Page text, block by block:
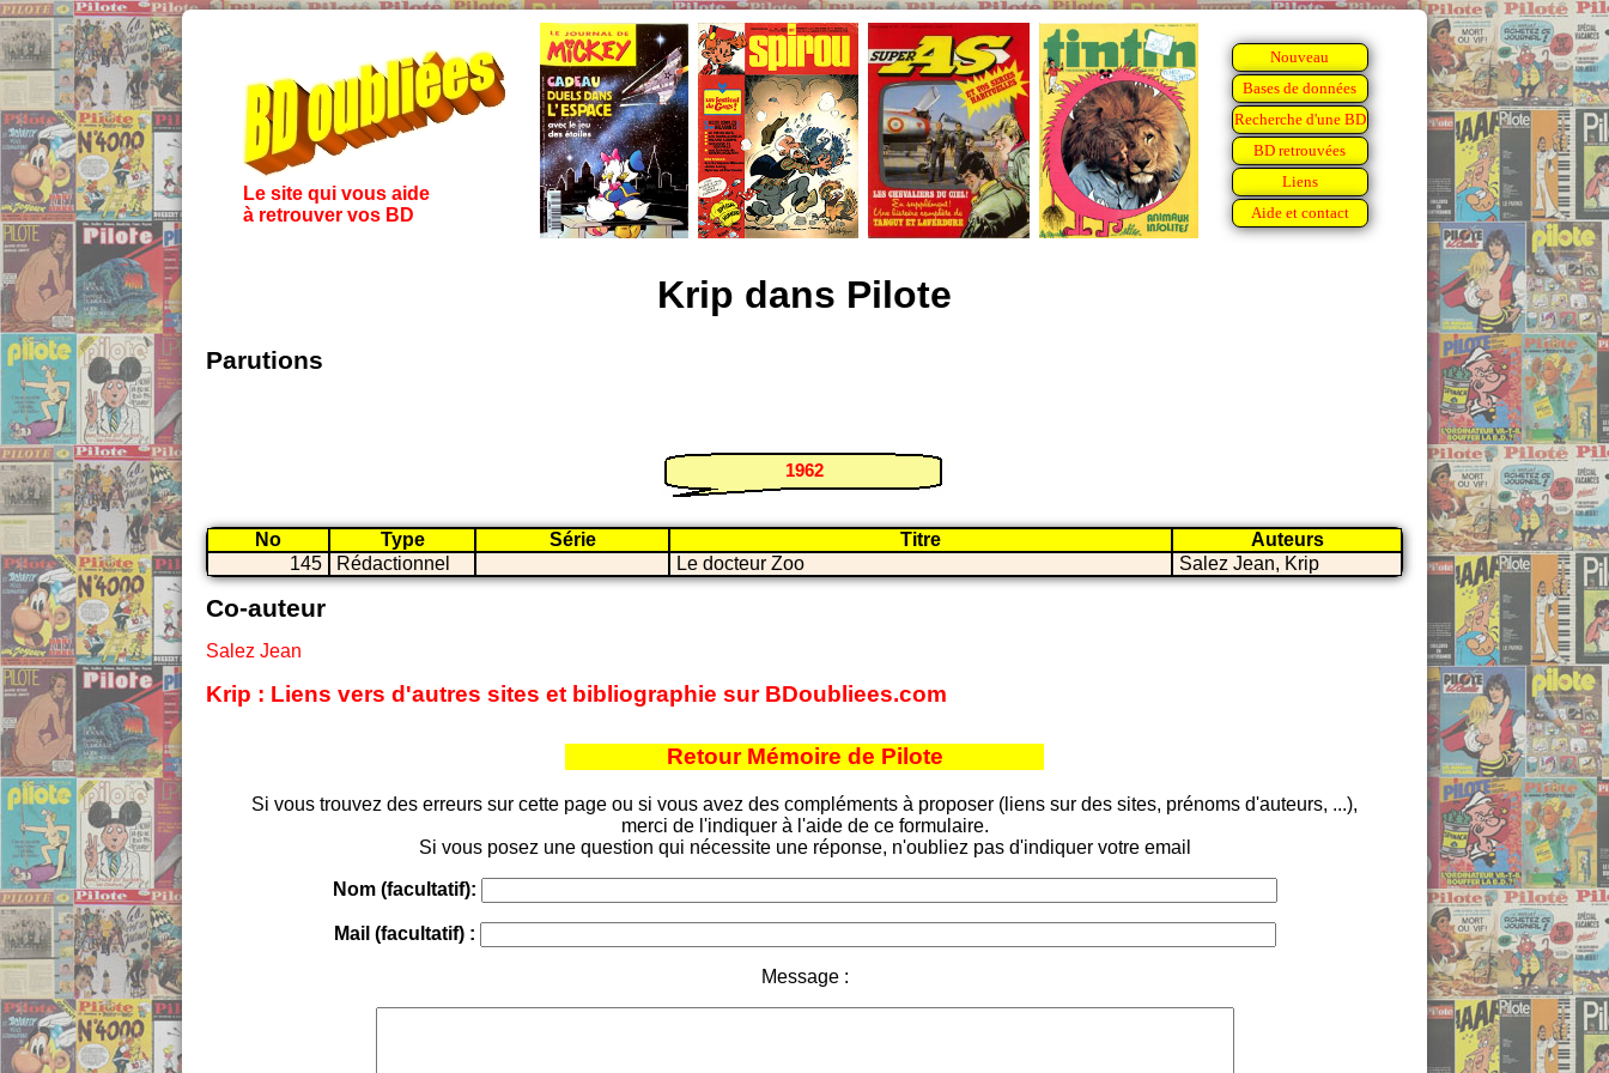
Le site qui vous aide
à retrouver vos BD
Nouveau
Bases de données
Recherche d'une BD
BD retrouvées
Liens
Aide et contact
Krip dans Pilote
Parutions
1962
No Type Série Titre
Auteurs
145
Rédactionnel Le docteur Zoo Salez Jean, Krip
Co-auteur
Salez Jean
Krip : Liens vers d'autres sites et bibliographie sur BDoubliees.com
Retour Mémoire de Pilote
Si vous trouvez des erreurs sur cette page ou si vous avez des compléments à proposer (liens sur des sites, prénoms d'auteurs, ...),
merci de l'indiquer à l'aide de ce formulaire.
Si vous posez une question qui nécessite une réponse, n'oubliez pas d'indiquer votre email
Nom (facultatif):
Mail (facultatif) :
Message :